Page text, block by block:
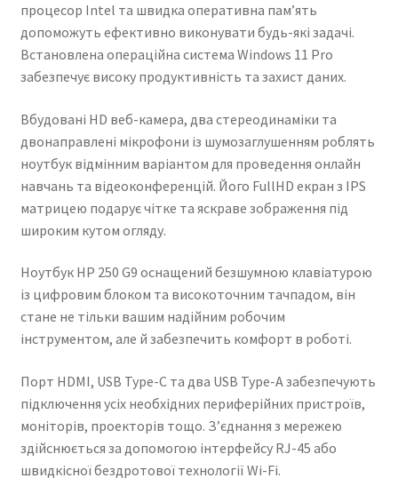
процесор Intel та швидка оперативна пам’ять
допоможуть ефективно виконувати будь-які задачі.
Встановлена операційна система Windows 11 Pro
забезпечує високу продуктивність та захист даних.
Вбудовані HD веб-камера, два стереодинаміки та
двонаправлені мікрофони із шумозаглушенням роблять
ноутбук відмінним варіантом для проведення онлайн
навчань та відеоконференцій. Його FullHD екран з IPS
матрицею подарує чітке та яскраве зображення під
широким кутом огляду.
Ноутбук HP 250 G9 оснащений безшумною клавіатурою
із цифровим блоком та високоточним тачпадом, він
стане не тільки вашим надійним робочим
інструментом, але й забезпечить комфорт в роботі.
Порт HDMI, USB Type-C та два USB Type-A забезпечують
підключення усіх необхідних периферійних пристроїв,
моніторів, проекторів тощо. З’єднання з мережею
здійснюється за допомогою інтерфейсу RJ-45 або
швидкісної бездротової технології Wi-Fi.